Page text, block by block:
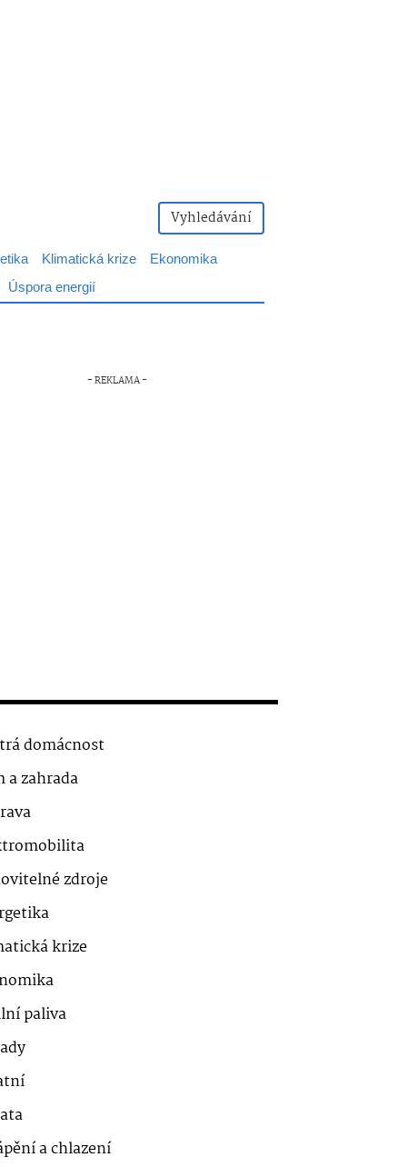
Vyhledávání
Klimatická krize
Ekonomika
Úspora energií
domácnost
a zahrada
zdroje
krize
paliva
a chlazení